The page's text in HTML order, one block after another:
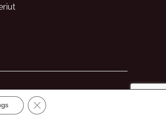
Close GDPR Cookie Banner